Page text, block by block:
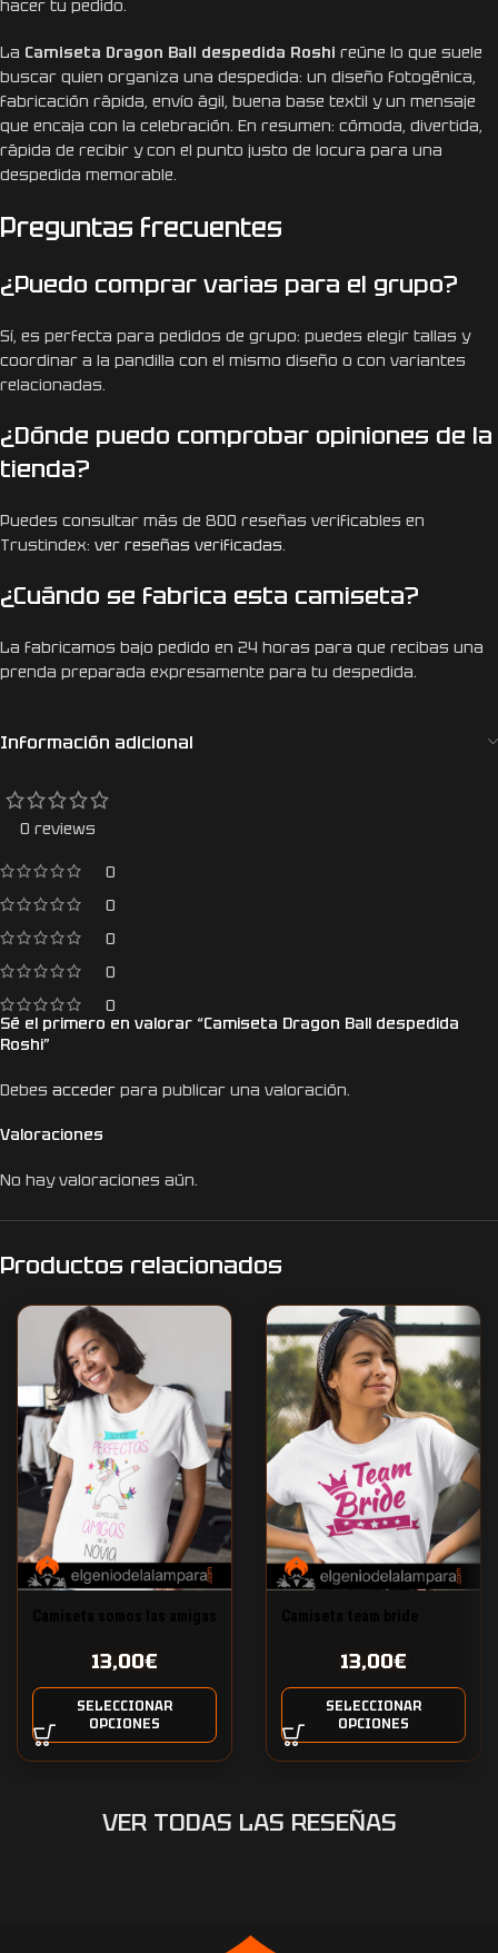
hacer tu pedido.
La Camiseta Dragon Ball despedida Roshi reúne lo que suele
buscar quien organiza una despedida: un diseño fotogénica,
fabricación rápida, envío ágil, buena base textil y un mensaje
que encaja con la celebración. En resumen: cómoda, divertida,
rápida de recibir y con el punto justo de locura para una
despedida memorable.
Preguntas frecuentes
¿Puedo comprar varias para el grupo?
Sí, es perfecta para pedidos de grupo: puedes elegir tallas y
coordinar a la pandilla con el mismo diseño o con variantes
relacionadas.
¿Dónde puedo comprobar opiniones de la
tienda?
Puedes consultar más de 800 reseñas verificables en
Trustindex: ver reseñas verificadas.
¿Cuándo se fabrica esta camiseta?
La fabricamos bajo pedido en 24 horas para que recibas una
prenda preparada expresamente para tu despedida.
Información adicional
0 reviews
0
0
0
0
0
Valoraciones
No hay valoraciones aún.
Sé el primero en valorar “Camiseta Dragon Ball despedida
Roshi”
Debes acceder para publicar una valoración.
Productos relacionados
13,00€
SELECCIONAR
OPCIONES
13,00€
SELECCIONAR
OPCIONES
VER TODAS LAS RESEÑAS